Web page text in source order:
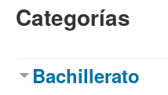
Categorías
Bachillerato